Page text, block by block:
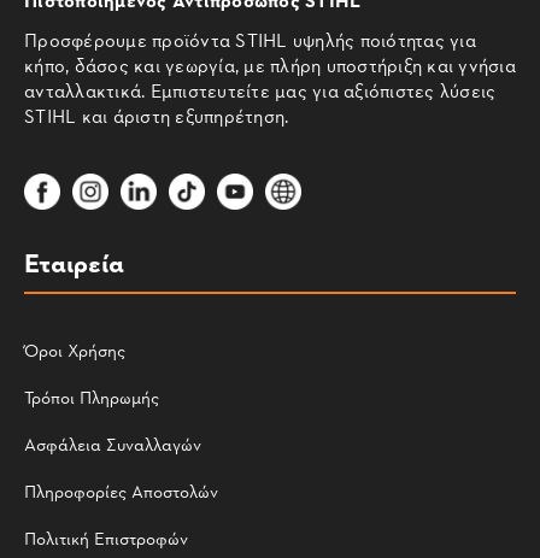
Προσφέρουμε προϊόντα STIHL υψηλής ποιότητας για
κήπο, δάσος και γεωργία, με πλήρη υποστήριξη και γνήσια
ανταλλακτικά. Εμπιστευτείτε μας για αξιόπιστες λύσεις
STIHL και άριστη εξυπηρέτηση.
Εταιρεία
Όροι Χρήσης
Τρόποι Πληρωμής
Ασφάλεια Συναλλαγών
Πληροφορίες Αποστολών
Πολιτική Επιστροφών